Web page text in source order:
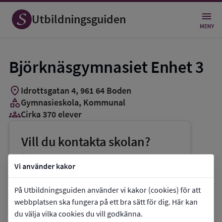
Vi använder kakor
På Utbildningsguiden använder vi kakor (cookies) för att
webbplatsen ska fungera på ett bra sätt för dig. Här kan
du välja vilka cookies du vill godkänna.
Utbildningsguiden MENY
Björknäsgymnasiet Enhet 3
location_on Idrottsgatan 4, 961 64 Boden
categoryGymnasieskola, Kommunal
groups_3Cirka 370 elever
Vill du kontakta skolan?
phoneTelefon:0921-62500
mailE-post:kommunen@boden.se
linkWebbplats:Björknäsgymnasiet Enhet 3